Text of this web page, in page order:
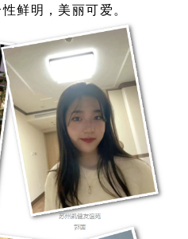
鲜明，美丽可爱。